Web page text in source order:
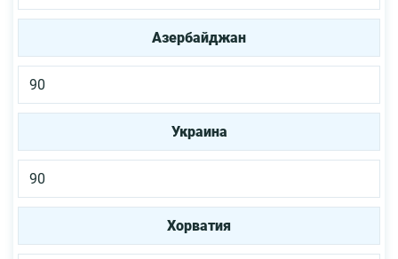
Азербайджан
90
Украина
90
Хорватия